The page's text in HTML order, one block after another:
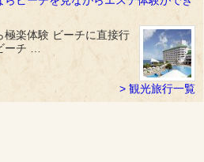
極楽体験 ビーチに直接行
ーチ …
観光旅行一覧